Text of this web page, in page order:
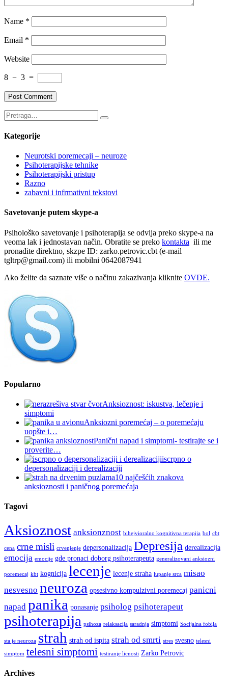
Name *
Email *
Website
8 − 3 =
Kategorije
Neurotski poremecaji – neuroze
Psihoterapijske tehnike
Psihoterapijski pristup
Razno
zabavni i infrmativni tekstovi
Savetovanje putem skype-a
Psihološko savetovanje i psihoterapija se odvija preko skype-a na
veoma lak i jednostavan način. Obratite se preko kontakta ili me
pronađite direktno, skzpe ID: zarko.petrovic.cbt (e-mail
tgltrp@gmail.com) ili mobilni 0642087941
Ako želite da saznate više o načinu zakazivanja kliknite OVDE.
Popularno
Anksioznost: iskustva, lečenje i
simptomi
Anksiozni poremećaj – o poremećaju
uopšte i…
Panični napad i simptomi- testirajte se i
proverite…
iscrpno o
depersonalizaciji i derealizaciji
10 najčešćih znakova
anksioznosti i paničnog poremećaja
Tagovi
Aksioznost anksionznost bihejvioralno kognitivna terapija bol cbt
cena crne misli crvenjenje depersonalizacija Depresija derealizacija
emocija emocije gde pronaci doborg psihoterapeuta generalizovani anksiozni
poremecaj kbt kognicija lecenje lecenje straha lupanje srca misao
nesvesno neuroza opsesivno kompulzivni poremecaj panicni
napad panika ponasanje psiholog psihoterapeut
psihoterapija psihoza relaksacija saradnja simptomi Socijalna fobija
sta je neuroza strah strah od ispita strah od smrti stres svesno telesni
simptom telesni simptomi testiranje licnosti Zarko Petrovic
Archives